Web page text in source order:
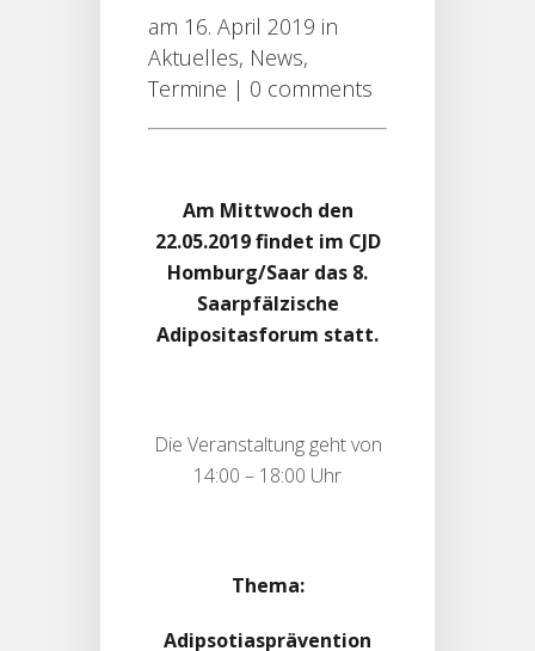
am 16. April 2019 in
Aktuelles, News,
Termine | 0 comments
Am Mittwoch den
22.05.2019 findet im CJD
Homburg/Saar das 8.
Saarpfälzische
Adipositasforum statt.
Die Veranstaltung geht von
14:00 – 18:00 Uhr
Thema:
Adipsotiasprävention